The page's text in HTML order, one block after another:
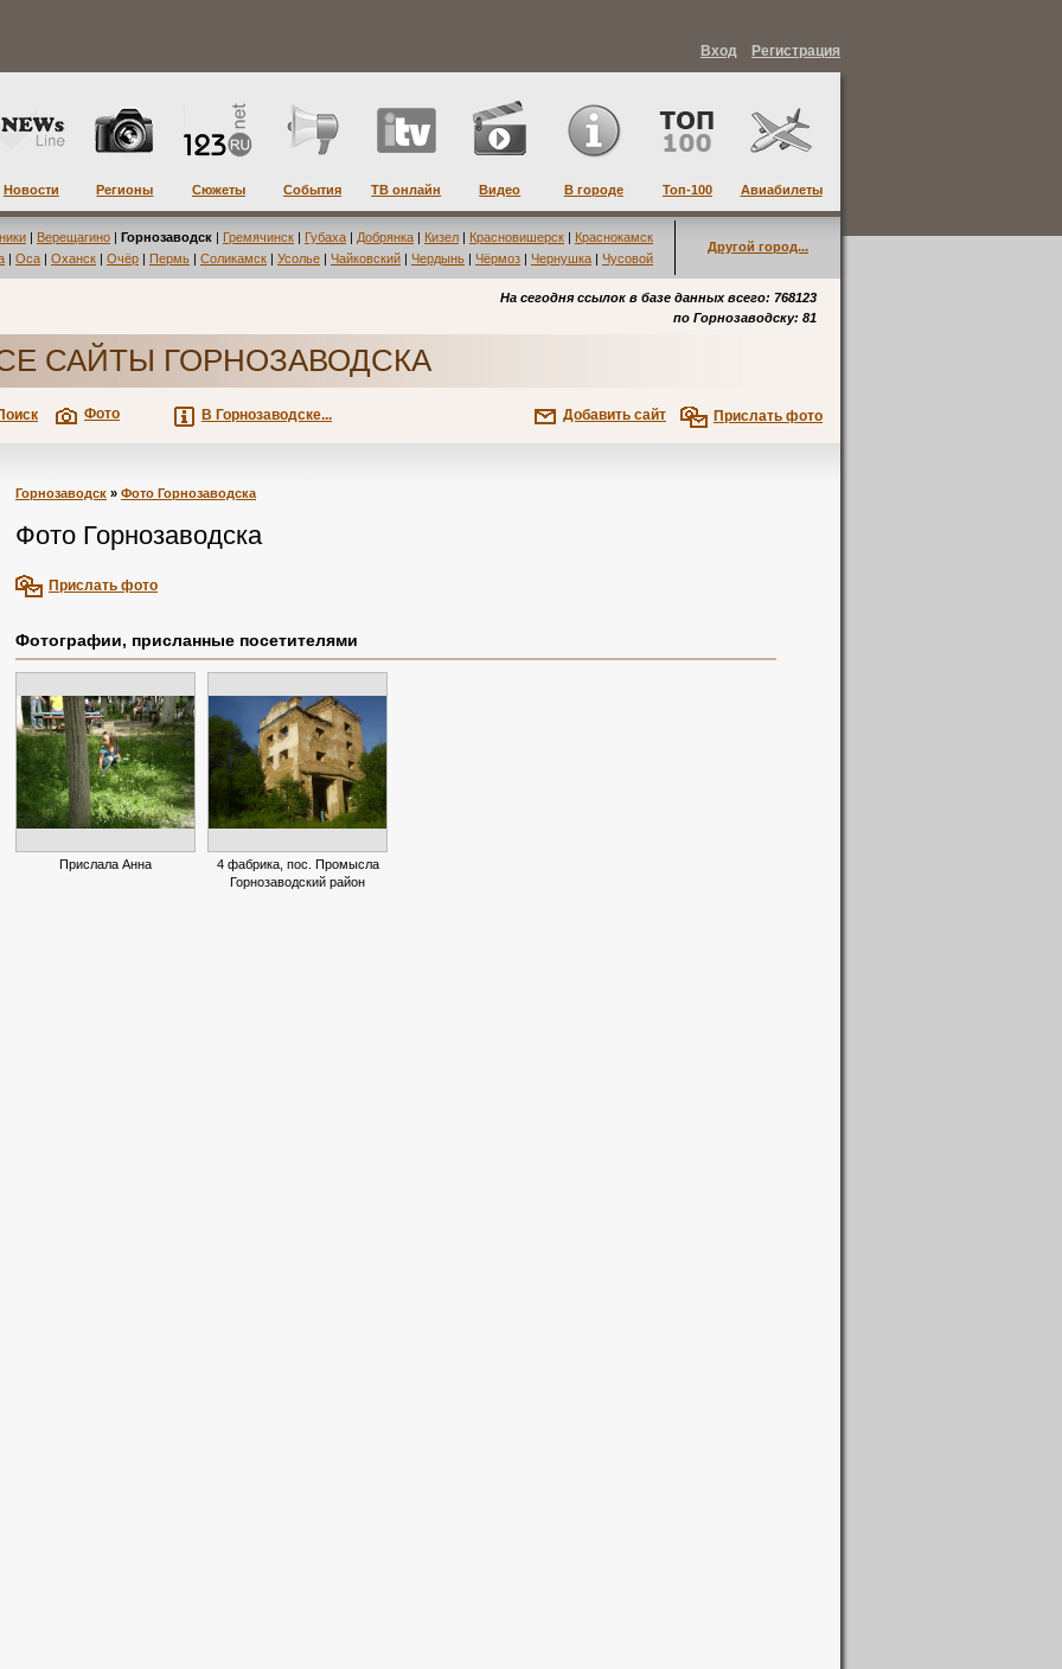
Вход Регистрация
Новости Регионы Сюжеты События ТВ онлайн Видео В городе Топ-100 Авиабилеты
| Верещагино | Горнозаводск | Гремячинск | Губаха | Добрянка | Кизел | Красновишерск | Краснокамск
| Оса | Оханск | Очёр | Пермь | Соликамск | Усолье | Чайковский | Чердынь | Чёрмоз | Чернушка | Чусовой
Другой город...
На сегодня ссылок в базе данных всего: 768123
по Горнозаводску: 81
САЙТЫ ГОРНОЗАВОДСКА
Фото В Горнозаводске... Прислать фото
Добавить сайт
Горнозаводск » Фото Горнозаводска
Фото Горнозаводска
Прислать фото
Фотографии, присланные посетителями
Прислала Анна
4 фабрика, пос. Промысла
Горнозаводский район